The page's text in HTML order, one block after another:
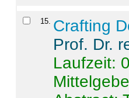
15 Crafting
Prof. Dr.
Laufzeit: